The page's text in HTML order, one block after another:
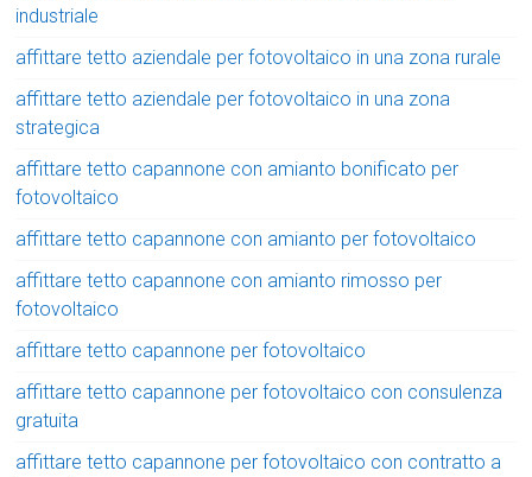
industriale
affittare tetto aziendale per fotovoltaico in una zona rurale
affittare tetto aziendale per fotovoltaico in una zona
strategica
affittare tetto capannone con amianto bonificato per
fotovoltaico
affittare tetto capannone con amianto per fotovoltaico
affittare tetto capannone con amianto rimosso per
fotovoltaico
affittare tetto capannone per fotovoltaico
affittare tetto capannone per fotovoltaico con consulenza
gratuita
affittare tetto capannone per fotovoltaico con contratto a